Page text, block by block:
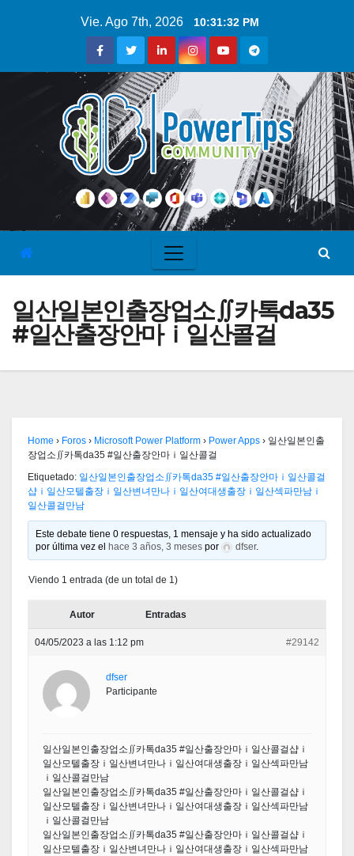
Vie. Ago 7th, 2026 10:31:32 PM
일산일본인출장업소∬카톡da35
#일산출장안마ｉ일산콜걸
Home › Foros › Microsoft Power Platform › Power Apps › 일산일본인출
장업소∬카톡da35 #일산출장안마ｉ일산콜걸
Etiquetado: 일산일본인출장업소∬카톡da35 #일산출장안마ｉ일산콜걸
샵ｉ일산모텔출장ｉ일산변녀만나ｉ일산여대생출장ｉ일산섹파만남ｉ
일산콜걸만남
Este debate tiene 0 respuestas, 1 mensaje y ha sido actualizado
por última vez el
hace 3 años, 3 meses por dfser.
Viendo 1 entrada (de un total de 1)
Autor Entradas
04/05/2023 a las 1:12 pm #29142
dfser
Participante
일산일본인출장업소∬카톡da35 #일산출장안마ｉ일산콜걸샵ｉ
일산모텔출장ｉ일산변녀만나ｉ일산여대생출장ｉ일산섹파만남
ｉ일산콜걸만남
일산일본인출장업소∬카톡da35 #일산출장안마ｉ일산콜걸샵ｉ
일산모텔출장ｉ일산변녀만나ｉ일산여대생출장ｉ일산섹파만남
ｉ일산콜걸만남
일산일본인출장업소∬카톡da35 #일산출장안마ｉ일산콜걸샵ｉ
일산모텔출장ｉ일산변녀만나ｉ일산여대생출장ｉ일산섹파만남